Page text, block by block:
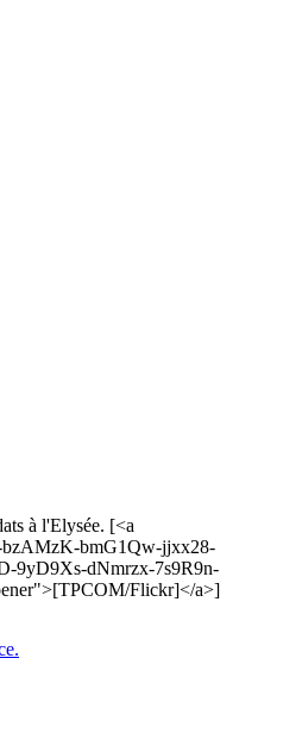
à l'Elysée. [<a
bzAMzK-bmG1Qw-jjxx28-
9yD9Xs-dNmrzx-7s9R9n-
Flickr]</a>]